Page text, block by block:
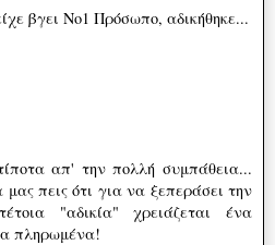
βγει Νο1 Πρόσωπο, αδικήθηκε...
απ' την πολλή συμπάθεια...
πεις ότι για να ξεπεράσει την
"αδικία" χρειάζεται ένα
πληρωμένα!